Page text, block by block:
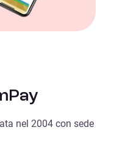
nel 2004 con sede